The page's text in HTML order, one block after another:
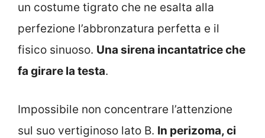
un costume tigrato che ne esalta alla
perfezione l’abbronzatura perfetta e il
fisico sinuoso. Una sirena incantatrice che
fa girare la testa.
Impossibile non concentrare l’attenzione
sul suo vertiginoso lato B. In perizoma, ci